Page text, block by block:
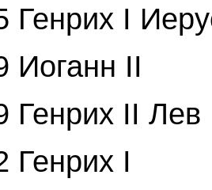
Генрих I
Иоганн II
Генрих II Лев
Генрих I